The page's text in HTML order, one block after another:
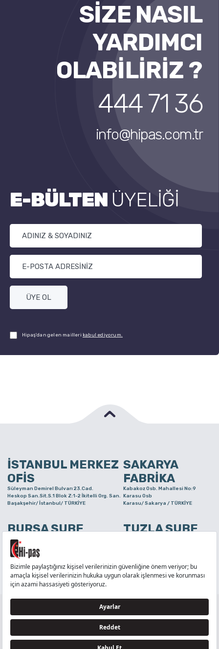
SİZE NASIL
YARDIMCI
OLABİLİRİZ ?
444 71 36
info@hipas.com.tr
E-BÜLTEN ÜYELİĞİ
ÜYE OL
Hipaş'dan gelen mailleri kabul ediyorum.
İSTANBUL MERKEZ
OFİS
SAKARYA
FABRİKA
Süleyman Demirel Bulvarı 23.Cad.
Heskop San.Sit.S.1 Blok Z:1-2 İkitelli Org. San.
Başakşehir/ İstanbul/ TÜRKİYE
Kabakoz Osb. Mahallesi No:9
Karasu Osb
Karasu/ Sakarya / TÜRKİYE
BURSA ŞUBE TUZLA ŞUBE
Alaaddinbey Mah. Ayfatma Cad. No.11 A/C
Sam.3 Plaza B Blok Nilüfer/ Bursa/ TÜRKİYE
TELEFON :
444 71 36
TÜM HAKLARI Hİ-PAŞ PLASTİK EŞYA TİC. VE SAN. LTD. ŞTİ..’E AİTTİR